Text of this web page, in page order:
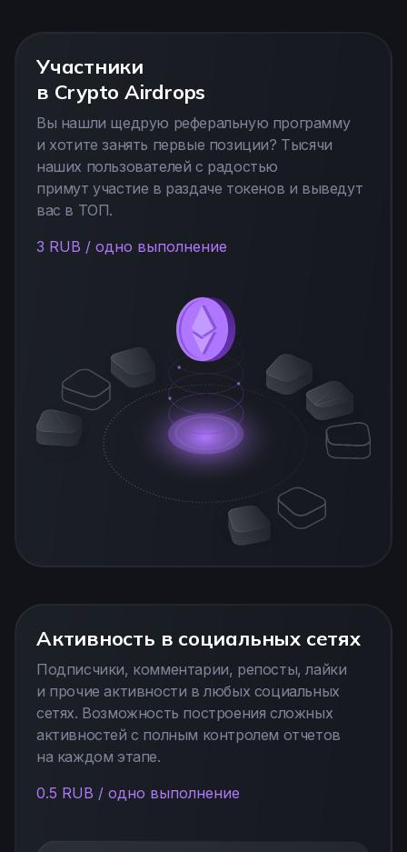
Участники
в Crypto Airdrops
Вы нашли щедрую реферальную программу
и хотите занять первые позиции? Тысячи
наших пользователей с радостью
примут участие в раздаче токенов и выведут
вас в ТОП.
3 RUB / одно выполнение
Активность в социальных сетях
Подписчики, комментарии, репосты, лайки
и прочие активности в любых социальных
сетях. Возможность построения сложных
активностей с полным контролем отчетов
на каждом этапе.
0.5 RUB / одно выполнение